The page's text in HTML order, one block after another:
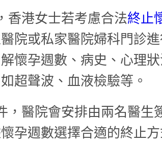
香港女士若考慮合法終止
院或私家醫院婦科門診
懷孕週數、病史、心理
超聲波、血液檢驗等。
，醫院會安排由兩名醫生
孕週數選擇合適的終止